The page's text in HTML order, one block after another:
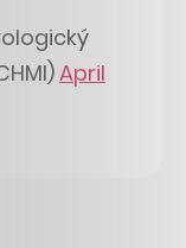
April